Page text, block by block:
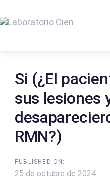
links
to
Si (¿El
sus lesiones
RMN?)
PUBLISHED ON:
25 de octubre de 2024